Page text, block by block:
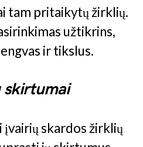
tam pritaikytų žirklių.
užtikrins,
ir tikslus.
skirtumai
įvairių skardos žirklių